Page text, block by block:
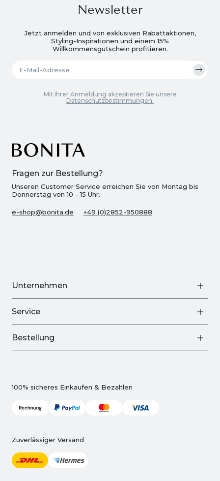
Fragen zur Bestellung?
Unseren Customer Service erreichen Sie von Montag bis
Donnerstag von 10 - 15 Uhr.
e-shop@bonita.de +49 (0)2852-950888
Newsletter
Jetzt anmelden und von exklusiven Rabattaktionen,
Styling-Inspirationen und einem 15%
Willkommensgutschein profitieren.
Mit Ihrer Anmeldung akzeptieren Sie unsere
Datenschutzbestimmungen.
Unternehmen
Service
Bestellung
100% sicheres Einkaufen & Bezahlen
Zuverlässiger Versand